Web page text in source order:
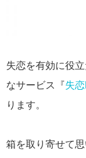
失恋を有効に役
なサービス『失
ります。
箱を取り寄せて